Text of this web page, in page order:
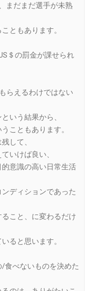
まだまだ選手が未熟
ともあります。
＄の罰金が課せられ
らえるわけではない
いう結果から、
こともあります。
して、
いけば良い、
意識の高い日常生活
ディションであった
こと、に変わるだけ
ると思います。
食べないものを決めた